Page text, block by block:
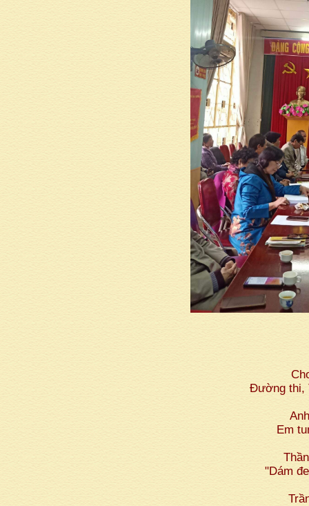
Đường thi,
Em
"Dám